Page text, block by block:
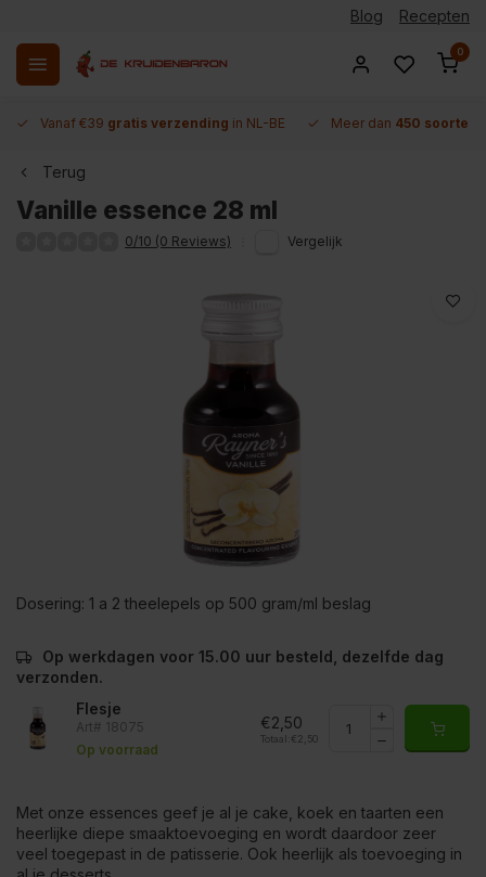
Blog Recepten
0
Vanaf €39 gratis verzending in NL-BE Meer dan 450 soorten
Terug
Vanille essence 28 ml
0/10 (0 Reviews) Vergelijk
Dosering: 1 a 2 theelepels op 500 gram/ml beslag
Op werkdagen voor 15.00 uur besteld, dezelfde dag
verzonden.
Flesje
Art# 18075
Op voorraad
€2,50
Totaal: €2,50
Met onze essences geef je al je cake, koek en taarten een
heerlijke diepe smaaktoevoeging en wordt daardoor zeer
veel toegepast in de patisserie. Ook heerlijk als toevoeging in